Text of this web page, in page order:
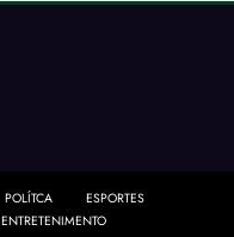
POLÍTCA
ESPORTES
ENTRETENIMENTO